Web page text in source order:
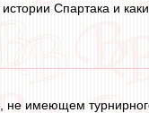
Спартака и
имеющем